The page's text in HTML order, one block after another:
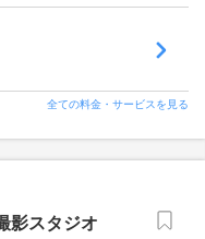
全ての料金・サービスを見る
影スタジオ